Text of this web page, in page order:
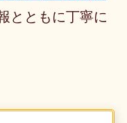
とともに丁寧に